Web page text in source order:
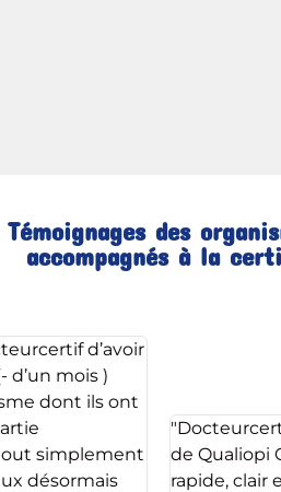
Témoignages des
accompagnés à la
"Docteurcertif nous a
de Qualiopi CFA et Actions de
rapide, clair et précis ! Merci